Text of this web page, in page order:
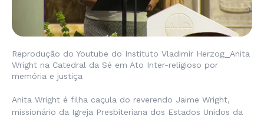
Reprodução do Youtube do Instituto Vladimir Herzog_Anita
Wright na Catedral da Sé em Ato Inter-religioso por
memória e justiça
Anita Wright é filha caçula do reverendo Jaime Wright,
missionário da Igreja Presbiteriana dos Estados Unidos da